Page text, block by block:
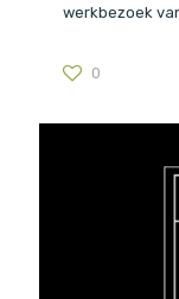
werkbezoek
0